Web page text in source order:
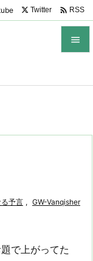

検索
Twitter  RSS
予言 , GW-Vanqisher
で上がってた